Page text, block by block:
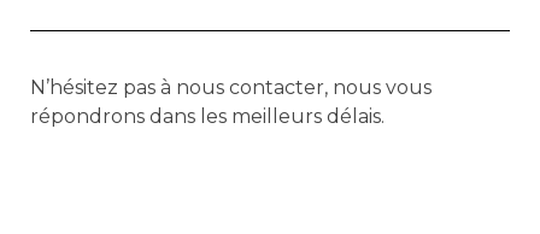
N’hésitez pas à nous contacter, nous vous
répondrons dans les meilleurs délais.